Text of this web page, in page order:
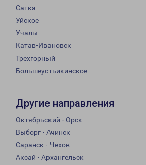
Сатка
Уйское
Учалы
Катав-Ивановск
Трехгорный
Большеустьикинское
Другие направления
Октябрьский - Орск
Выборг - Ачинск
Саранск - Чехов
Аксай - Архангельск